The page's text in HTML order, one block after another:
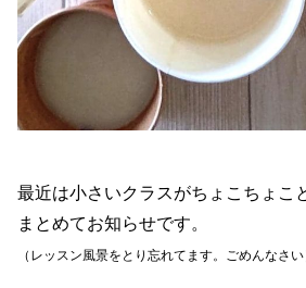
最近は小さいクラスがちょこちょこ
まとめてお知らせです。
（レッスン風景をとり忘れてます。ごめんなさい